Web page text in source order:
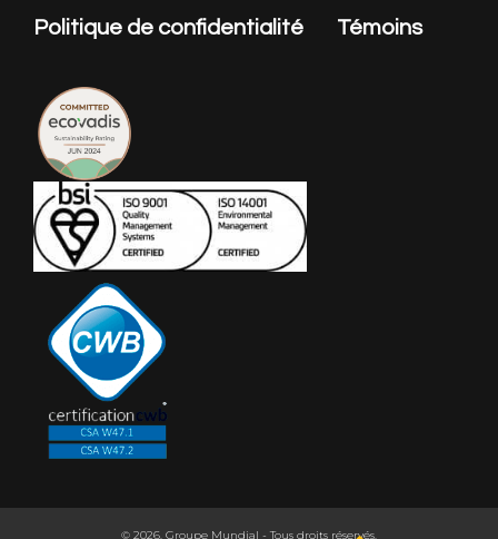
Politique de confidentialité Témoins
© 2026. Groupe Mundial - Tous droits réservés.